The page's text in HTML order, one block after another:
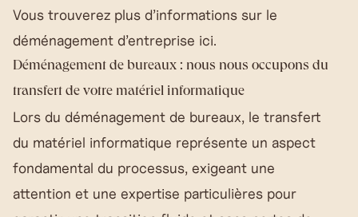
Vous trouverez plus d’informations sur le
déménagement d’entreprise ici.
Déménagement de bureaux : nous nous occupons du
transfert de votre matériel informatique
Lors du déménagement de bureaux, le transfert
du matériel informatique représente un aspect
fondamental du processus, exigeant une
attention et une expertise particulières pour